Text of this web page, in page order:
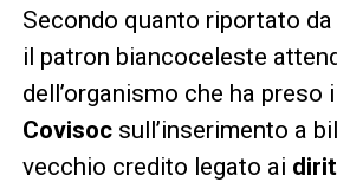
Secondo quanto riportato da
il patron biancoceleste
dell’organismo che ha preso
Covisocsull’inserimento a
vecchio credito legato ai